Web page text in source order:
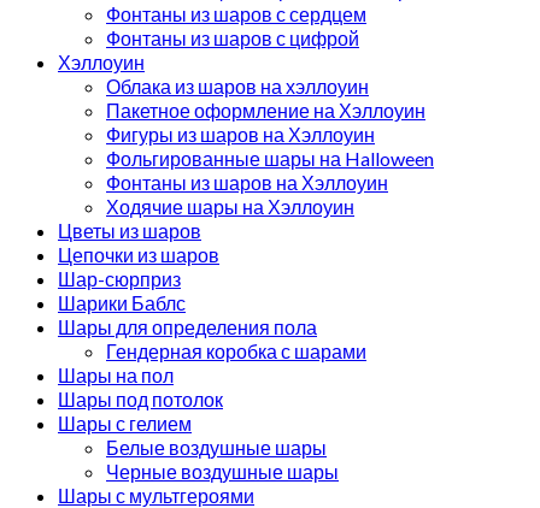
Фонтаны из шаров с сердцем
Фонтаны из шаров с цифрой
Хэллоуин
Облака из шаров на хэллоуин
Пакетное оформление на Хэллоуин
Фигуры из шаров на Хэллоуин
Фольгированные шары на Halloween
Фонтаны из шаров на Хэллоуин
Ходячие шары на Хэллоуин
Цветы из шаров
Цепочки из шаров
Шар-сюрприз
Шарики Баблс
Шары для определения пола
Гендерная коробка с шарами
Шары на пол
Шары под потолок
Шары с гелием
Белые воздушные шары
Черные воздушные шары
Шары с мультгероями